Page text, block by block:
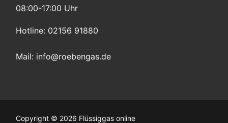
08:00-17:00 Uhr
Hotline: 02156 91880
Mail: info@roebengas.de
Copyright © 2026 Flüssiggas online